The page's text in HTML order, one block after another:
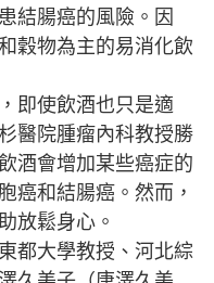
結腸癌的風險。因
穀物為主的易消化飲
即使飲酒也只是適
醫院腫瘤內科教授勝
酒會增加某些癌症的
癌和結腸癌。然而，
放鬆身心。
都大學教授、河北綜